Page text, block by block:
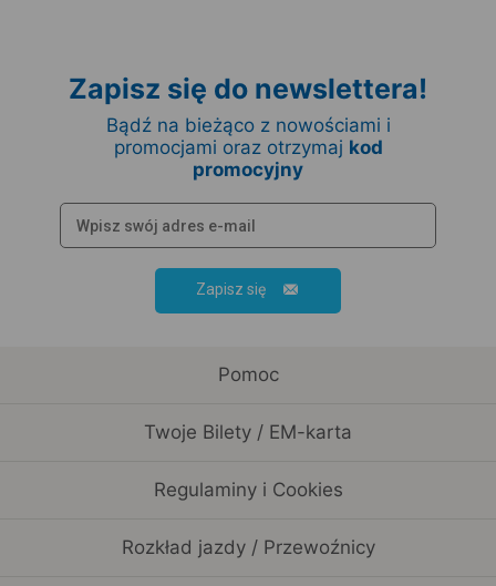
Zapisz się do newslettera!
Bądź na bieżąco z nowościami i
promocjami oraz otrzymaj kod
promocyjny
Zapisz się
Pomoc
Twoje Bilety / EM-karta
Regulaminy i Cookies
Rozkład jazdy / Przewoźnicy